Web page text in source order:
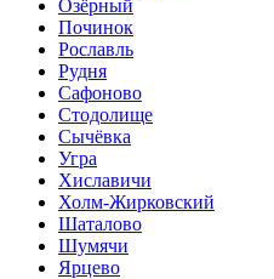
Озёрный
Починок
Рославль
Рудня
Сафоново
Стодолище
Сычёвка
Угра
Хиславичи
Холм-Жирковский
Шаталово
Шумячи
Ярцево